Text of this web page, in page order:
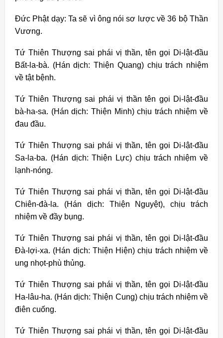
Đức Phật dạy: Ta sẽ vì ông nói sơ lược về 36 bộ Thần
Vương.
Tứ Thiên Thượng sai phái vị thần, tên gọi Di-lật-đầu
Bất-la-bà. (Hán dịch: Thiện Quang) chịu trách nhiệm
về tật bệnh.
Tứ Thiên Thượng sai phái vị thần tên gọi Di-lật-đầu
bà-ha-sa. (Hán dịch: Thiện Minh) chịu trách nhiệm về
đau đầu.
Tứ Thiên Thượng sai phái vị thần, tên gọi Di-lật-đầu
Sa-la-ba. (Hán dịch: Thiện Lực) chịu trách nhiệm về
lạnh-nóng.
Tứ Thiên Thượng sai phái vị thần, tên gọi Di-lật-đầu
Chiên-đà-la. (Hán dịch: Thiện Nguyệt), chịu trách
nhiệm về đầy bụng.
Tứ Thiên Thượng sai phái vị thần, tên gọi Di-lật-đầu
Đà-lợi-xa. (Hán dịch: Thiện Hiện) chịu trách nhiệm về
ung nhọt-phù thủng.
Tứ Thiên Thượng sai phái vị thần, tên gọi Di-lật-đầu
Ha-lâu-ha. (Hán dịch: Thiện Cung) chịu trách nhiệm về
điên cuống.
Tứ Thiên Thượng sai phái vị thần, tên gọi Di-lật-đầu